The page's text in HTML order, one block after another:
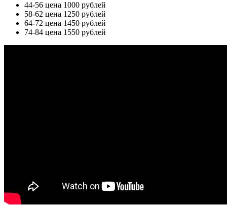
44-56 цена 1000 рублей
58-62 цена 1250 рублей
64-72 цена 1450 рублей
74-84 цена 1550 рублей